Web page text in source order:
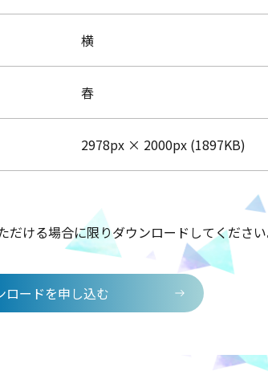
横
春
2978px × 2000px (1897KB)
ける場合に限りダウンロードしてください
ロードを申し込む